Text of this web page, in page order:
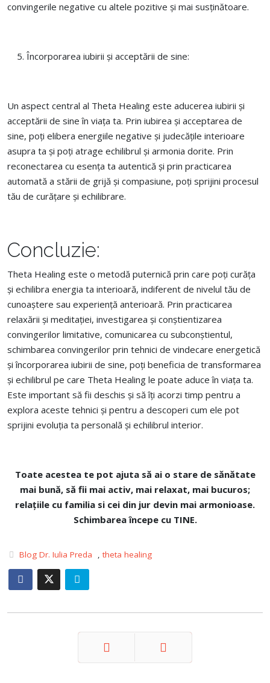
convingerile negative cu altele pozitive și mai susținătoare.
Încorporarea iubirii și acceptării de sine:
Un aspect central al Theta Healing este aducerea iubirii și
acceptării de sine în viața ta. Prin iubirea și acceptarea de
sine, poți elibera energiile negative și judecățile interioare
asupra ta și poți atrage echilibrul și armonia dorite. Prin
reconectarea cu esența ta autentică și prin practicarea
automată a stării de grijă și compasiune, poți sprijini procesul
tău de curățare și echilibrare.
Concluzie:
Theta Healing este o metodă puternică prin care poți curăța
și echilibra energia ta interioară, indiferent de nivelul tău de
cunoaștere sau experiență anterioară. Prin practicarea
relaxării și meditației, investigarea și conștientizarea
convingerilor limitative, comunicarea cu subconștientul,
schimbarea convingerilor prin tehnici de vindecare energetică
și încorporarea iubirii de sine, poți beneficia de transformarea
și echilibrul pe care Theta Healing le poate aduce în viața ta.
Este important să fii deschis și să îți acorzi timp pentru a
explora aceste tehnici și pentru a descoperi cum ele pot
sprijini evoluția ta personală și echilibrul interior.
Toate acestea te pot ajuta să ai o stare de sănătate
mai bună, să fii mai activ, mai relaxat, mai bucuros;
relațiile cu familia si cei din jur devin mai armonioase.
Schimbarea începe cu TINE.
Blog Dr. Iulia Preda , theta healing